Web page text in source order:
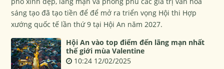
sáng tạo đã tạo tiền để để mở ra triển vọng Hội thi Hợp
xướng quốc tế lần thứ 9 tại Hội An năm 2027.
Hội An vào top điểm đến lãng mạn nhất
thế giới mùa Valentine
10:24 12/02/2025